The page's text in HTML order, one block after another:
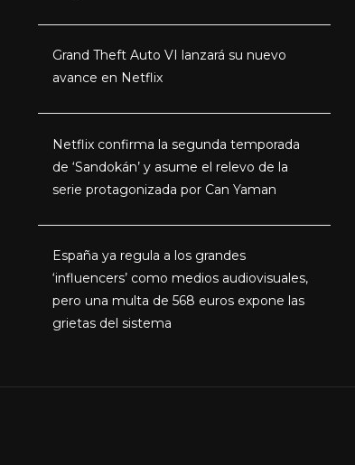
Grand Theft Auto VI lanzará su nuevo
avance en Netflix
Netflix confirma la segunda temporada
de ‘Sandokán’ y asume el relevo de la
serie protagonizada por Can Yaman
España ya regula a los grandes
‘influencers’ como medios audiovisuales,
pero una multa de 568 euros expone las
grietas del sistema